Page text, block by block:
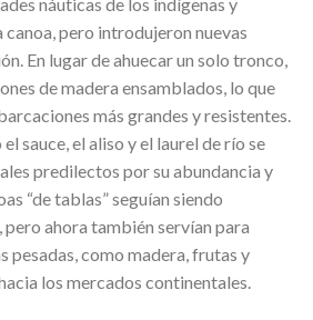
pero introdujeron nuevas
En lugar de ahuecar un solo tronco,
de madera ensamblados, lo que
más grandes y resistentes.
sauce, el aliso y el laurel de río se
predilectos por su abundancia y
“de tablas” seguían siendo
ahora también servían para
pesadas, como madera, frutas y
los mercados continentales.